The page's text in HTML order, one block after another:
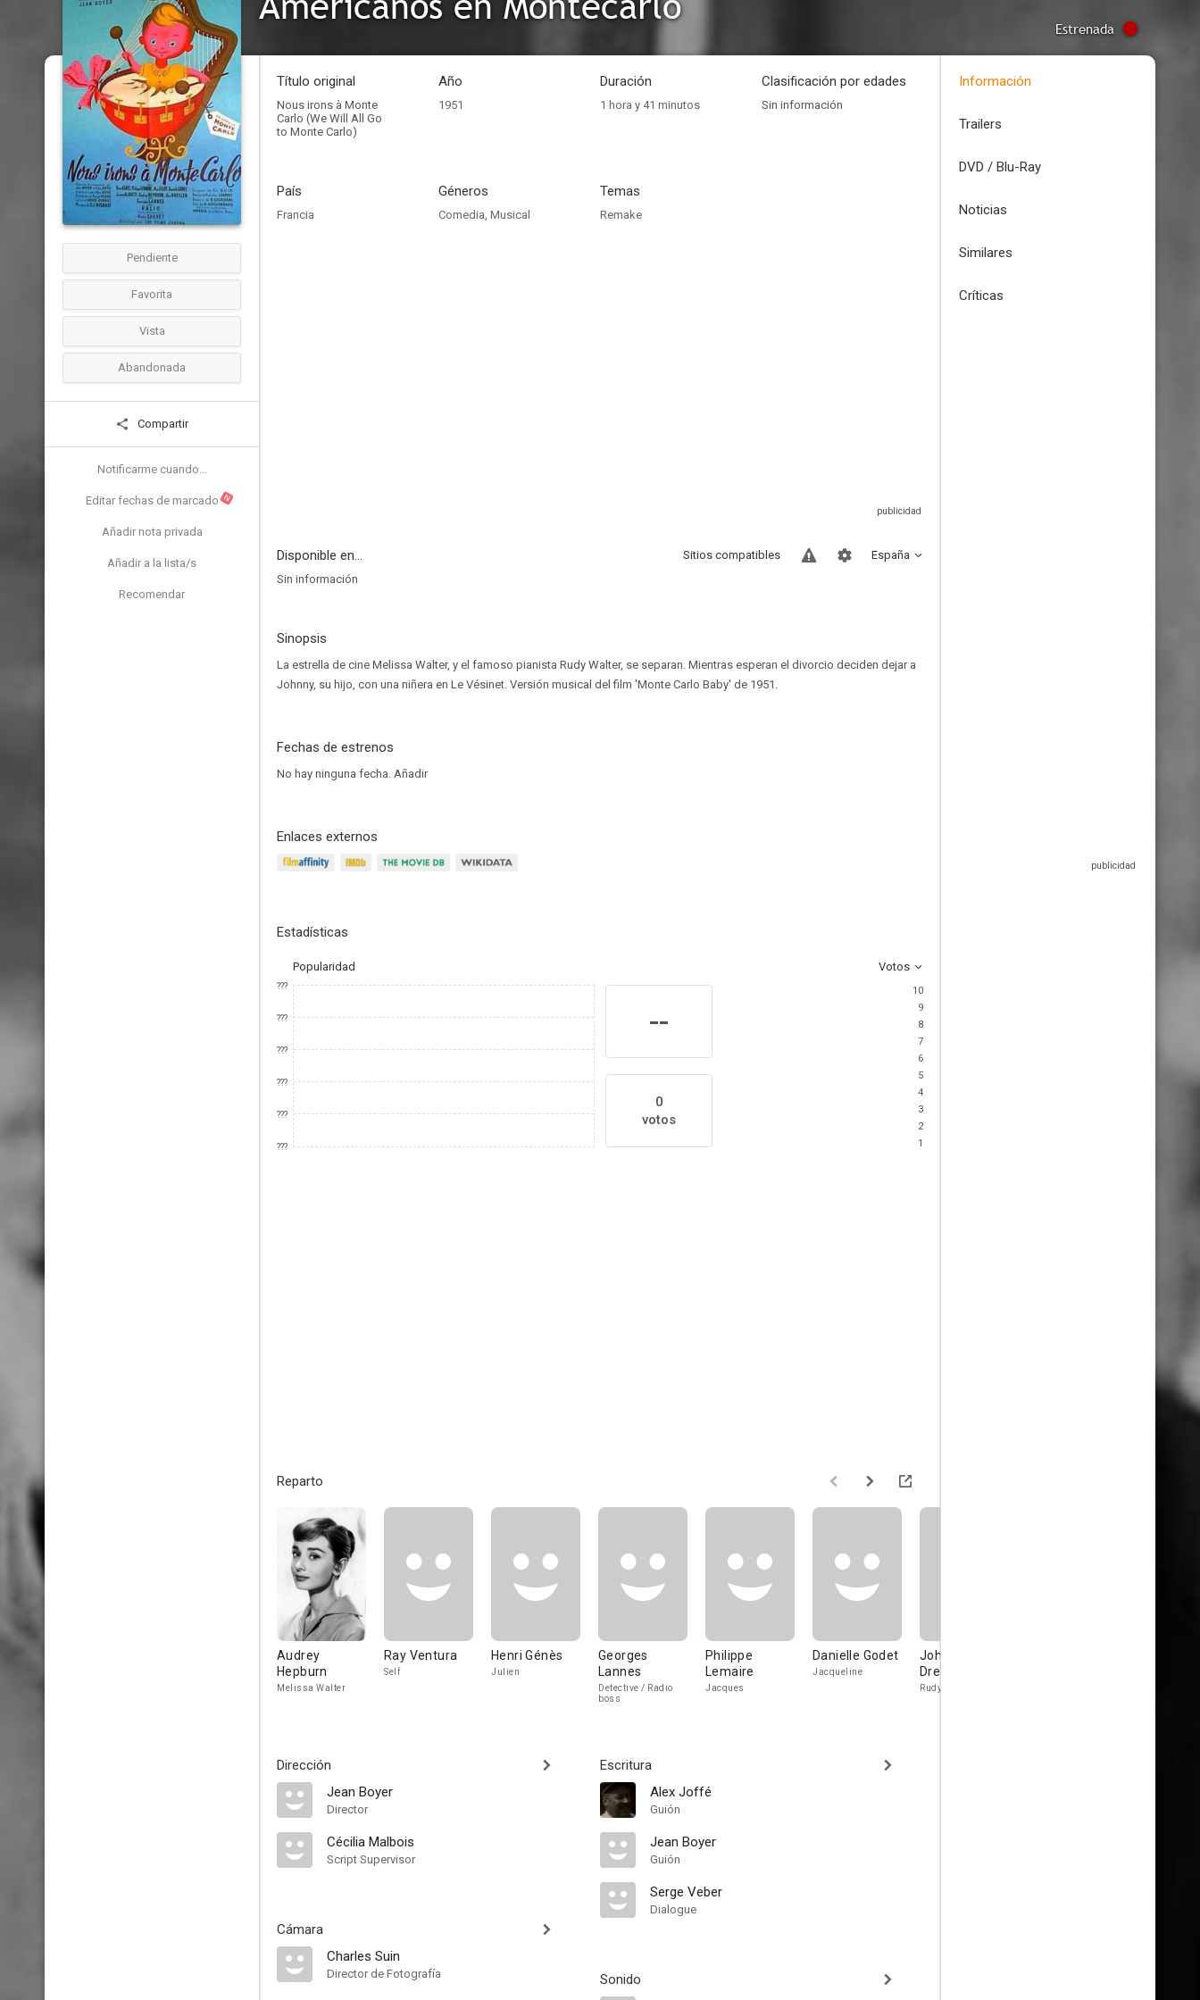
Estrenada
Pendiente
Favorita
Vista
Abandonada
Compartir
Notificarme cuando...
Editar fechas de marcado N
Añadir nota privada
Añadir a la lista/s
Recomendar
Título original
Nous irons à Monte
Carlo (We Will All Go
to Monte Carlo)
Año
1951
Duración
1 hora y 41 minutos
Clasificación por edades
Sin información
País
Francia
Géneros
Comedia, Musical
Temas
Remake
Disponible en... España
Sitios compatibles
Sin información
Sinopsis
La estrella de cine Melissa Walter, y el famoso pianista Rudy Walter, se separan. Mientras esperan el divorcio deciden dejar a
Johnny, su hijo, con una niñera en Le Vésinet. Versión musical del film 'Monte Carlo Baby' de 1951.
Fechas de estrenos
No hay ninguna fecha. Añadir
Enlaces externos
Estadísticas
Popularidad Votos
???
???
???
???
???
???
--
0
votos
10
9
8
7
6
5
4
3
2
1
Reparto
Audrey
Hepburn
Melissa Walter
Ray Ventura
Self
Henri Génès
Julien
Georges
Lannes
Detective / Radio
boss
Philippe
Lemaire
Jacques
Danielle Godet
Jacqueline
John van
Dreelen
Rudy Walter
Dirección
Jean Boyer
Director
Cécilia Malbois
Script Supervisor
Cámara
Charles Suin
Director de Fotografía
Escritura
Alex Joffé
Guión
Jean Boyer
Guión
Serge Veber
Dialogue
Sonido
Información
Trailers
DVD / Blu-Ray
Noticias
Similares
Críticas